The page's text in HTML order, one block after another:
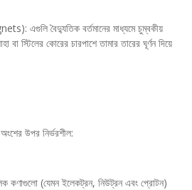
এগুলি বৈদ্যুতিক বর্তমানের মাধ্যমে চুম্বকীয়
স্টিলের কোরের চারপাশে তামার তারের ঘূর্ণন দিয়ে
উপর নির্ভরশীল:
কণাগুলো (যেমন ইলেকট্রন, নিউট্রন এবং প্রোটন)